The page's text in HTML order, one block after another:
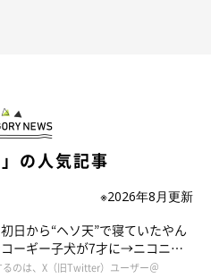
」の人気記事
※2026年8月更新
日から“ヘソ天”で寝ていたやん
ーギー子犬が7才に→ニコニ
ギースマイル”が魅力のコに成
るのは、X（旧Twitter）ユーザー＠